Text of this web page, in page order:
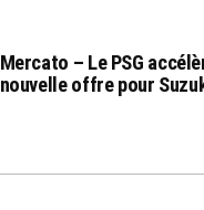
Mercato – Le PSG
nouvelle offre pour